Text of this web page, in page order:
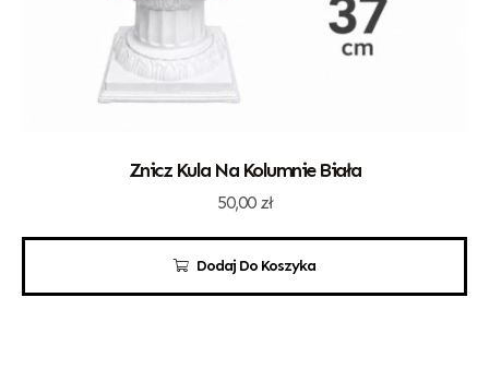
Dodaj Do Koszyka
Znicz Kula Na Kolumnie Biała
50,00 zł